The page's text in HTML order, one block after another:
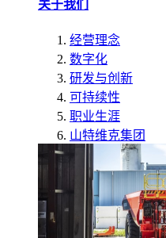
关于我们
经营理念
数字化
研发与创新
可持续性
职业生涯
山特维克集团